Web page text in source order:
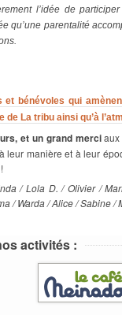
l’idée de
qu’une parentalité
et bénévoles qui
de La tribu ainsi qu’à
et un grand merciaux
leur manière et à leur
/ Lola D. / Olivier /
/ Warda / Alice / Sabine /
activités :